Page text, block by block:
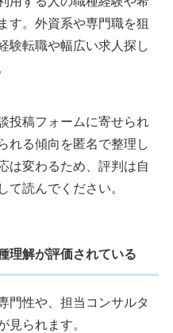
す。外資系や専門職を狙
験転職や幅広い求人探し
投稿フォームに寄せられ
れる傾向を匿名で整理し
は変わるため、評判は自
て読んでください。
理解が評価されている
門性や、担当コンサルタ
見られます。